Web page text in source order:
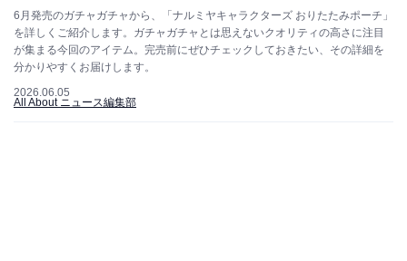
6月発売のガチャガチャから、「ナルミヤキャラクターズ おりたたみポーチ」
を詳しくご紹介します。ガチャガチャとは思えないクオリティの高さに注目
が集まる今回のアイテム。完売前にぜひチェックしておきたい、その詳細を
分かりやすくお届けします。
2026.06.05
All About ニュース編集部